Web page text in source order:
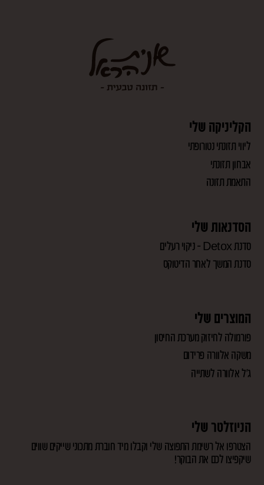
הקליניקה שלי
ליווי תזונתי נטורופתי
אבחון תזונתי
התאמת תזונה
הסדנאות שלי
סדנת Detox – ניקוי רעלים
סדנת המשך לאחר הדיטוקס
המוצרים שלי
פורמולה לחיזוק מערכת החיסון
משקה אלוורה פרידום
ג'ל אלוורה לשתייה
הניוזלטר שלי
הצטרפו אל רשימת התפוצה שלי וקבלו מיד חוברת מתכוני שייקים שווים
שיקפיצו לכם את הבוקר!